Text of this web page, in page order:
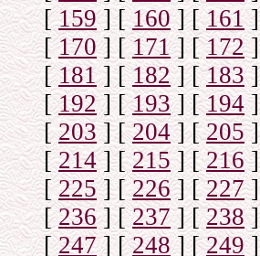
[159] [160] [161]
[170] [171] [172]
[181] [182] [183]
[192] [193] [194]
[203] [204] [205]
[214] [215] [216]
[225] [226] [227]
[236] [237] [238]
[247] [248] [249]